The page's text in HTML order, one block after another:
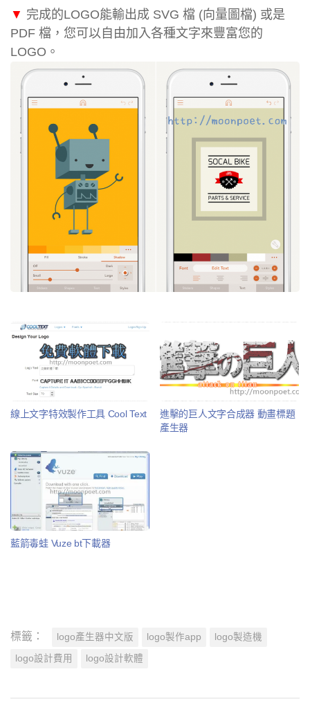
▼ 完成的LOGO能輸出成 SVG 檔 (向量圖檔) 或是
PDF 檔，您可以自由加入各種文字來豐富您的
LOGO。
線上文字特效製作工具 Cool Text
進擊的巨人文字合成器 動畫標題
產生器
藍箭毒蛙 Vuze bt下載器
標籤： logo產生器中文版 logo製作app logo製造機
logo設計費用 logo設計軟體